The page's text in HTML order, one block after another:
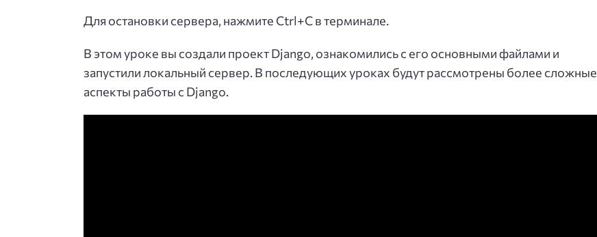
Для остановки сервера, нажмите Ctrl+C в терминале.
В этом уроке вы создали проект Django, ознакомились с его основными файлами и
запустили локальный сервер. В последующих уроках будут рассмотрены более сложные
аспекты работы с Django.